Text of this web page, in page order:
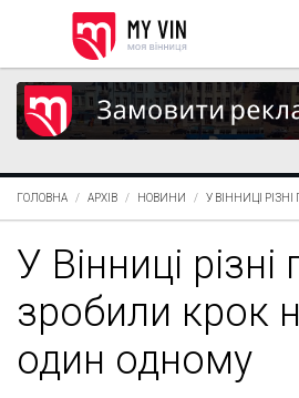
ГОЛОВНА АРХІВ НОВИНИ У ВІННИЦІ
У Вінниці
зробили крок
один одному